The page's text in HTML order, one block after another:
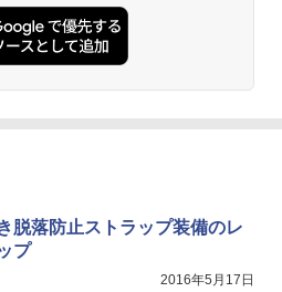
脱落防止ストラップ装備のレ
プ
2016年5月17日